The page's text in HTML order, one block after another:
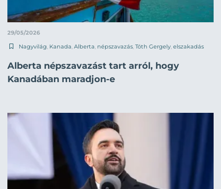
29/05/2026
Nagyvilág, Kanada, Alberta, népszavazás, Tóth Gergely, elszakadás
Alberta népszavazást tart arról, hogy
Kanadában maradjon-e